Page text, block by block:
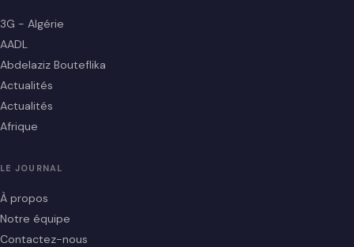
3G - Algérie
AADL
Abdelaziz Bouteflika
Actualités
Actualités
Afrique
LE JOURNAL
À propos
Notre équipe
Contactez-nous